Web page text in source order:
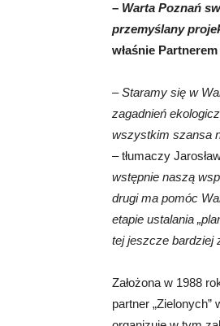
– Warta Poznań
przemyślany
właśnie
–Staramy się w
zagadnień
wszystkim szansa
– tłumaczy
wstępnie naszą
drugi ma pomóc
etapie ustalania
tej jeszcze bardziej
Założona w 1988
partner